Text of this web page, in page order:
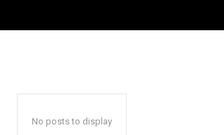
No posts to display